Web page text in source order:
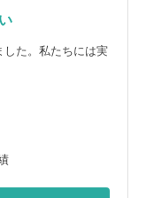
した。私たちには実